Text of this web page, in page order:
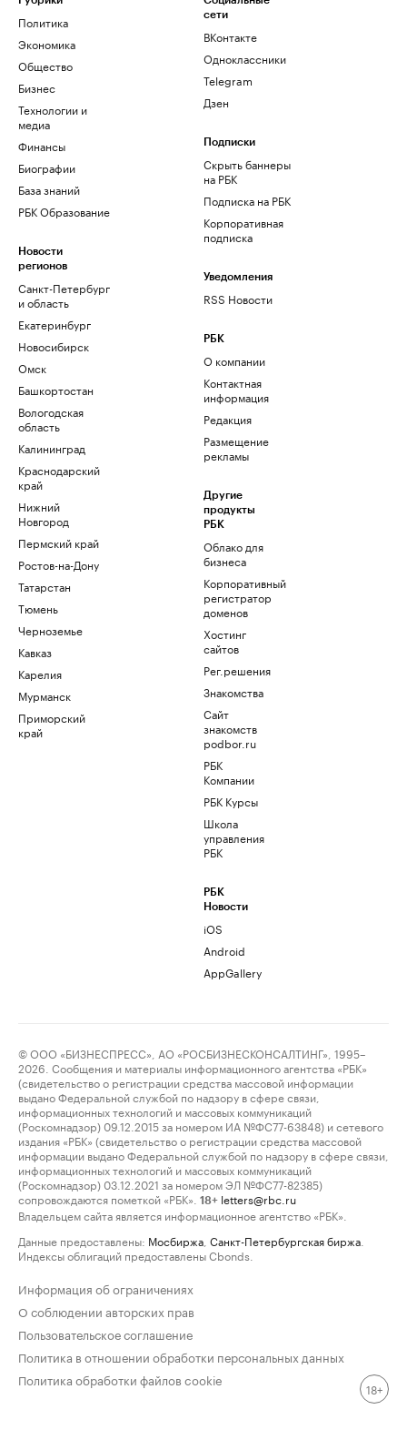
Политика
Экономика
Общество
Бизнес
Технологии и
медиа
Финансы
Биографии
База знаний
РБК Образование
Новости
регионов
Санкт-Петербург
и область
Екатеринбург
Новосибирск
Омск
Башкортостан
Вологодская
область
Калининград
Краснодарский
край
Нижний
Новгород
Пермский край
Ростов-на-Дону
Татарстан
Тюмень
Черноземье
Кавказ
Карелия
Мурманск
Приморский
край
сети
ВКонтакте
Одноклассники
Telegram
Дзен
Подписки
Скрыть баннеры
на РБК
Подписка на РБК
Корпоративная
подписка
Уведомления
RSS Новости
РБК
О компании
Контактная
информация
Редакция
Размещение
рекламы
Другие
продукты
РБК
Облако для
бизнеса
Корпоративный
регистратор
доменов
Хостинг
сайтов
Рег.решения
Знакомства
Сайт
знакомств
podbor.ru
РБК
Компании
РБК Курсы
Школа
управления
РБК
РБК
Новости
iOS
Android
AppGallery
© ООО «БИЗНЕСПРЕСС», АО «РОСБИЗНЕСКОНСАЛТИНГ», 1995–
2026. Сообщения и материалы информационного агентства «РБК»
(свидетельство о регистрации средства массовой информации
выдано Федеральной службой по надзору в сфере связи,
информационных технологий и массовых коммуникаций
(Роскомнадзор) 09.12.2015 за номером ИА №ФС77-63848) и сетевого
издания «РБК» (свидетельство о регистрации средства массовой
информации выдано Федеральной службой по надзору в сфере связи,
информационных технологий и массовых коммуникаций
(Роскомнадзор) 03.12.2021 за номером ЭЛ №ФС77-82385)
сопровождаются пометкой «РБК».
18+ letters@rbc.ru
Владельцем сайта является информационное агентство «РБК».
Данные предоставлены: Мосбиржа Санкт-Петербургская биржа
Индексы облигаций предоставлены Cbonds.
Информация об ограничениях
О соблюдении авторских прав
Пользовательское соглашение
Политика в отношении обработки персональных данных
Политика обработки файлов cookie
18+